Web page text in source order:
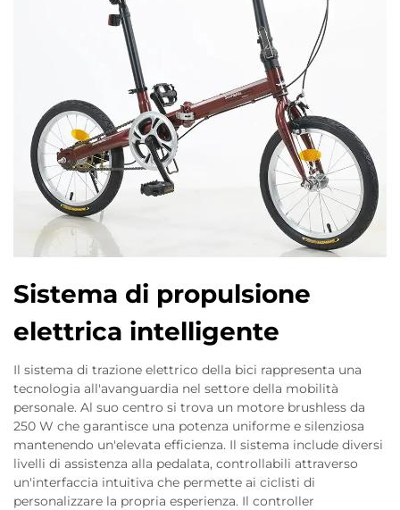
Sistema di propulsione
elettrica intelligente
Il sistema di trazione elettrico della bici rappresenta una
tecnologia all'avanguardia nel settore della mobilità
personale. Al suo centro si trova un motore brushless da
250 W che garantisce una potenza uniforme e silenziosa
mantenendo un'elevata efficienza. Il sistema include diversi
livelli di assistenza alla pedalata, controllabili attraverso
un'interfaccia intuitiva che permette ai ciclisti di
personalizzare la propria esperienza. Il controller